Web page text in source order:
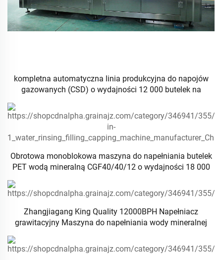
kompletna automatyczna linia produkcyjna do napojów
gazowanych (CSD) o wydajności 12 000 butelek na
Obrotowa monoblokowa maszyna do napełniania butelek
PET wodą mineralną CGF40/40/12 o wydajności 18 000
Zhangjiagang King Quality 12000BPH Napełniacz
grawitacyjny Maszyna do napełniania wody mineralnej